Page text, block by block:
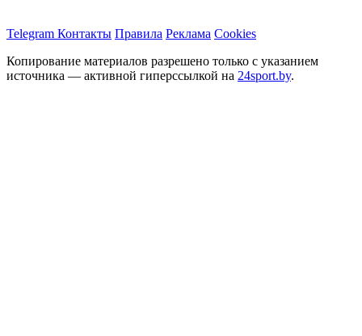
Telegram Контакты Правила Реклама Cookies
Копирование материалов разрешено только с указанием
источника — активной гиперссылкой на 24sport.by.